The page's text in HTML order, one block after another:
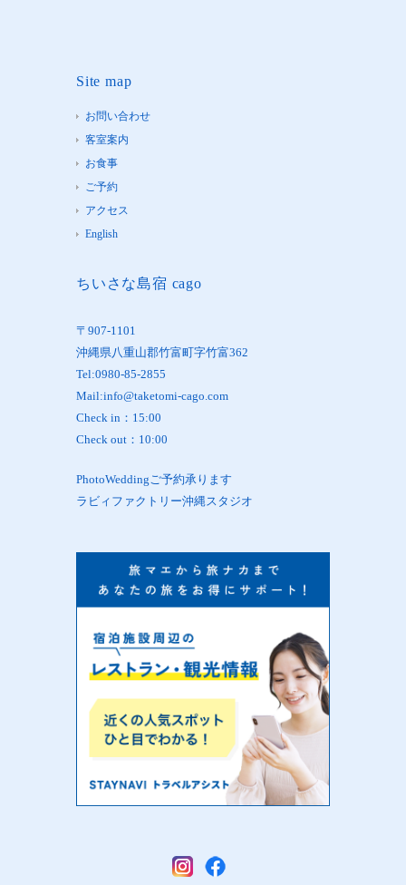
Site map
お問い合わせ
客室案内
お食事
ご予約
アクセス
English
ちいさな島宿 cago
〒907-1101
沖縄県八重山郡竹富町字竹富362
Tel:0980-85-2855
Mail:info@taketomi-cago.com
Check in：15:00
Check out：10:00
PhotoWeddingご予約承ります
ラビィファクトリー沖縄スタジオ